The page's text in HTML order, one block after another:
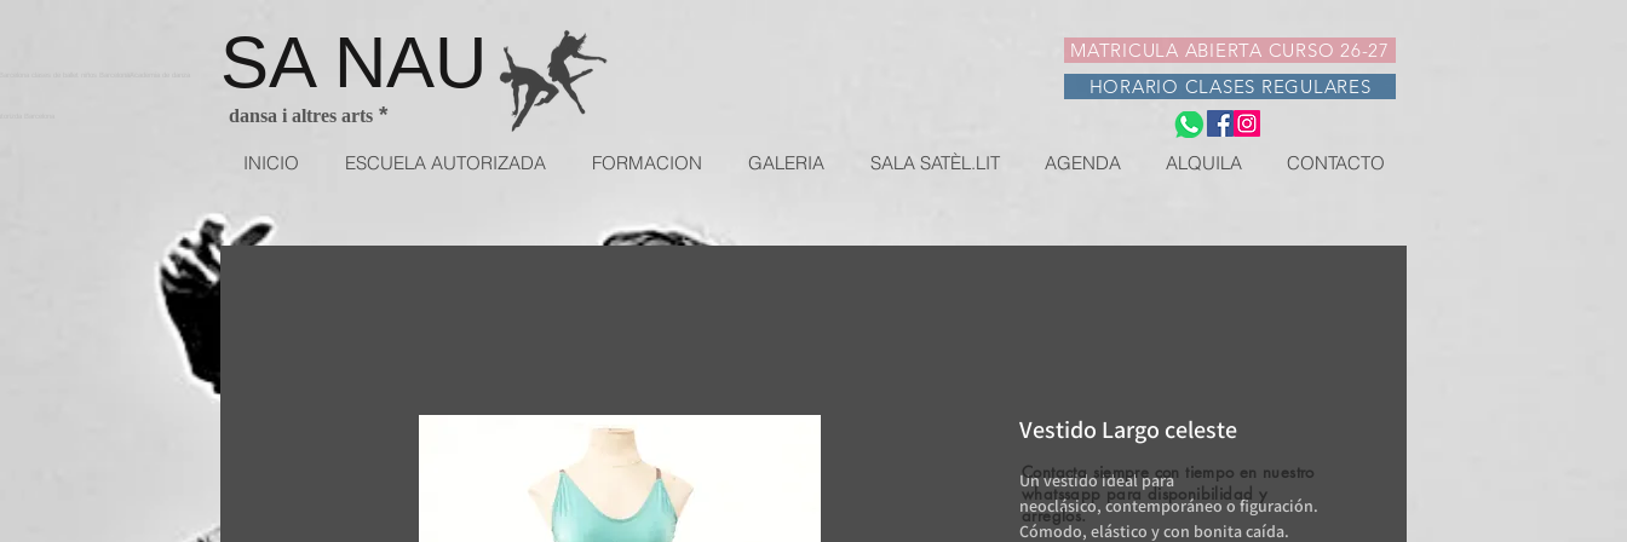
SA NAU
dansa i altres arts *
MATRICULA ABIERTA CURSO 26-27
HORARIO CLASES REGULARES
INICIO ESCUELA AUTORIZADA FORMACION GALERIA SALA SATÈL.LIT AGENDA ALQUILA CONTACTO
Vestido Largo celeste
Un vestido ideal para
neoclásico, contemporáneo o figuración.
Cómodo, elástico y con bonita caída.
Contacta siempre con tiempo en nuestro
whatssapp para disponibilidad y
arreglos.